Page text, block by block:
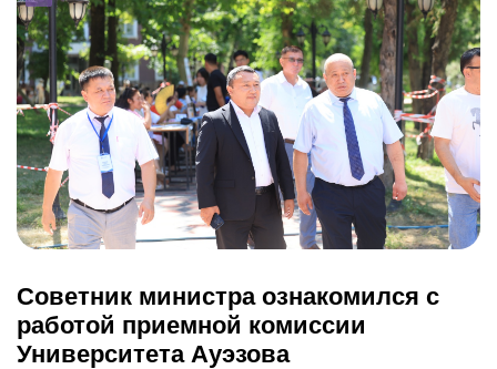
Советник министра ознакомился с
работой приемной комиссии
Университета Ауэзова